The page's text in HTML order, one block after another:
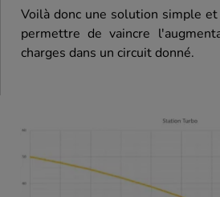
Voilà donc une solution simple
permettre de vaincre
charges dans un circuit donné.